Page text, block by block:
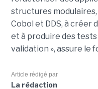
structures modulaires,
Cobol et DDS, à créer
et à produire des
validation », assure le
Article rédigé par
La rédaction